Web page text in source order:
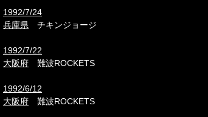
1992/7/24
兵庫県 チキンジョージ
1992/7/22
大阪府 難波ROCKETS
1992/6/12
大阪府 難波ROCKETS